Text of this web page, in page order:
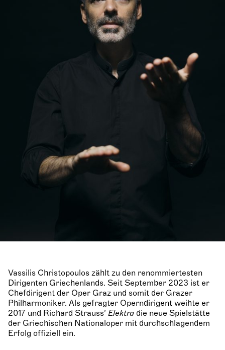
Vassilis Christopoulos zählt zu den renommiertesten
Dirigenten Griechenlands. Seit September 2023 ist er
Chefdirigent der Oper Graz und somit der Grazer
Philharmoniker. Als gefragter Operndirigent weihte er
2017 und Richard Strauss’ Elektra die neue Spielstätte
der Griechischen Nationaloper mit durchschlagendem
Erfolg offiziell ein.